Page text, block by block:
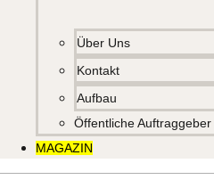
Über Uns
Kontakt
Aufbau
Öffentliche Auftraggeber
MAGAZIN